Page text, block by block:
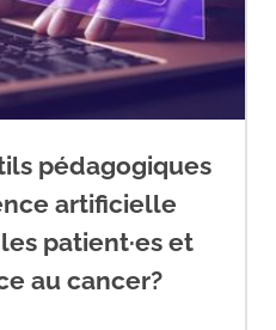
pédagogiques
artificielle
patient·es et
au cancer?